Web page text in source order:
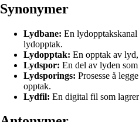
Synonymer
Lydbane: En lydopptakskanal
lydopptak.
Lydopptak: En opptak av
Lydspor: En del av lyden
Lydsporings: Prosesse å
opptak.
Lydfil: En digital fil som